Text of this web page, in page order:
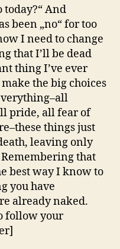
today?“ And
been „no“ for too
I need to change
that I’ll be dead
thing I’ve ever
the big choices
pride, all fear of
things just
leaving only
that
best way I know to
you have
already naked.
follow your